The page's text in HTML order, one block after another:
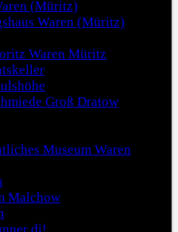
(Müritz)
Waren (Müritz)
Waren Müritz
Groß Dratow
Museum Waren
Malchow